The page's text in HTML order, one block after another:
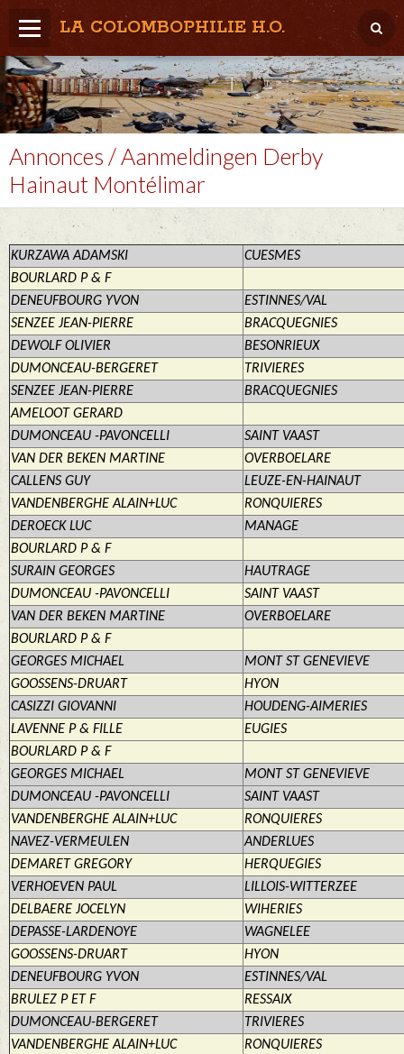
LA COLOMBOPHILIE H.O.
Home
Météo / Het weer
Lâcher / Los
Result. clubs, Provincial, (Inter)National
RFCB / KBDB
Annonces / Aanmeldingen Derby
Hainaut Montélimar
KURZAWA ADAMSKI
CUESMES
BOURLARD P & F
DENEUFBOURG YVON
ESTINNES/VAL
SENZEE JEAN-PIERRE
BRACQUEGNIES
DEWOLF OLIVIER
BESONRIEUX
DUMONCEAU-BERGERET
TRIVIERES
SENZEE JEAN-PIERRE
BRACQUEGNIES
AMELOOT GERARD
DUMONCEAU -PAVONCELLI
SAINT VAAST
VAN DER BEKEN MARTINE
OVERBOELARE
CALLENS GUY
LEUZE-EN-HAINAUT
VANDENBERGHE ALAIN+LUC
RONQUIERES
DEROECK LUC
MANAGE
BOURLARD P & F
SURAIN GEORGES
HAUTRAGE
DUMONCEAU -PAVONCELLI
SAINT VAAST
VAN DER BEKEN MARTINE
OVERBOELARE
BOURLARD P & F
GEORGES MICHAEL
MONT ST GENEVIEVE
GOOSSENS-DRUART
HYON
CASIZZI GIOVANNI
HOUDENG-AIMERIES
LAVENNE P & FILLE
EUGIES
BOURLARD P & F
GEORGES MICHAEL
MONT ST GENEVIEVE
DUMONCEAU -PAVONCELLI
SAINT VAAST
VANDENBERGHE ALAIN+LUC
RONQUIERES
NAVEZ-VERMEULEN
ANDERLUES
DEMARET GREGORY
HERQUEGIES
VERHOEVEN PAUL
LILLOIS-WITTERZEE
DELBAERE JOCELYN
WIHERIES
DEPASSE-LARDENOYE
WAGNELEE
GOOSSENS-DRUART
HYON
DENEUFBOURG YVON
ESTINNES/VAL
BRULEZ P ET F
RESSAIX
DUMONCEAU-BERGERET
TRIVIERES
VANDENBERGHE ALAIN+LUC
RONQUIERES